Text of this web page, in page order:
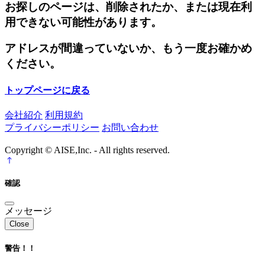
お探しのページは、削除されたか、または現在利
用できない可能性があります。
アドレスが間違っていないか、もう一度お確かめ
ください。
トップページに戻る
会社紹介 利用規約
プライバシーポリシー お問い合わせ
Copyright © AISE,Inc. - All rights reserved.
確認
メッセージ
Close
警告！！